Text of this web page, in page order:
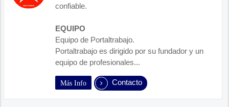
confiable.
EQUIPO
Equipo de Portaltrabajo.
Portaltrabajo es dirigido por su fundador y un
equipo de profesionales...
Más Info Contacto